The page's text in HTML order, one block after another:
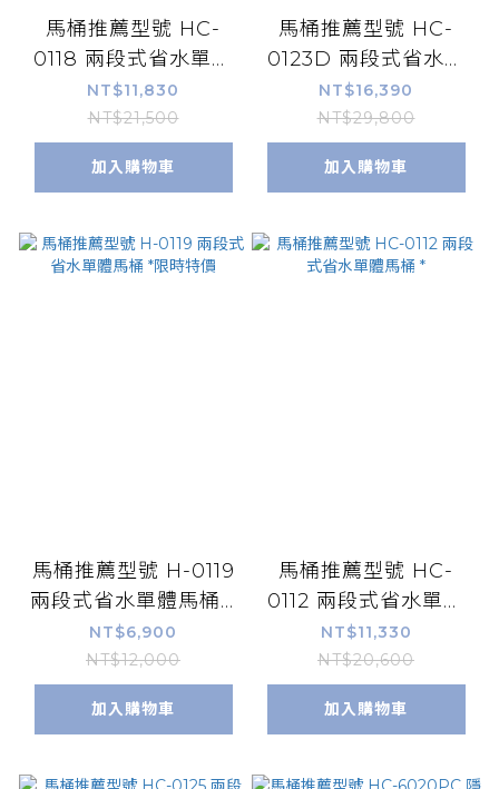
馬桶推薦型號 HC-
0118 兩段式省水單體
馬桶 *
NT$11,830
NT$21,500
加入購物車
馬桶推薦型號 HC-
0123D 兩段式省水單
體馬桶 *
NT$16,390
NT$29,800
加入購物車
馬桶推薦型號 H-0119
兩段式省水單體馬桶 *
限時特價
NT$6,900
NT$12,000
加入購物車
馬桶推薦型號 HC-
0112 兩段式省水單體
馬桶 *
NT$11,330
NT$20,600
加入購物車